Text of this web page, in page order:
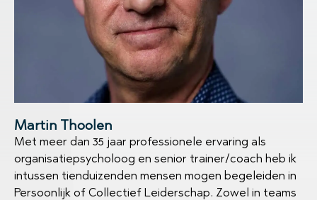
Martin Thoolen
Met meer dan 35 jaar professionele ervaring als
organisatiepsycholoog en senior trainer/coach heb ik
intussen tienduizenden mensen mogen begeleiden in
Persoonlijk of Collectief Leiderschap. Zowel in teams